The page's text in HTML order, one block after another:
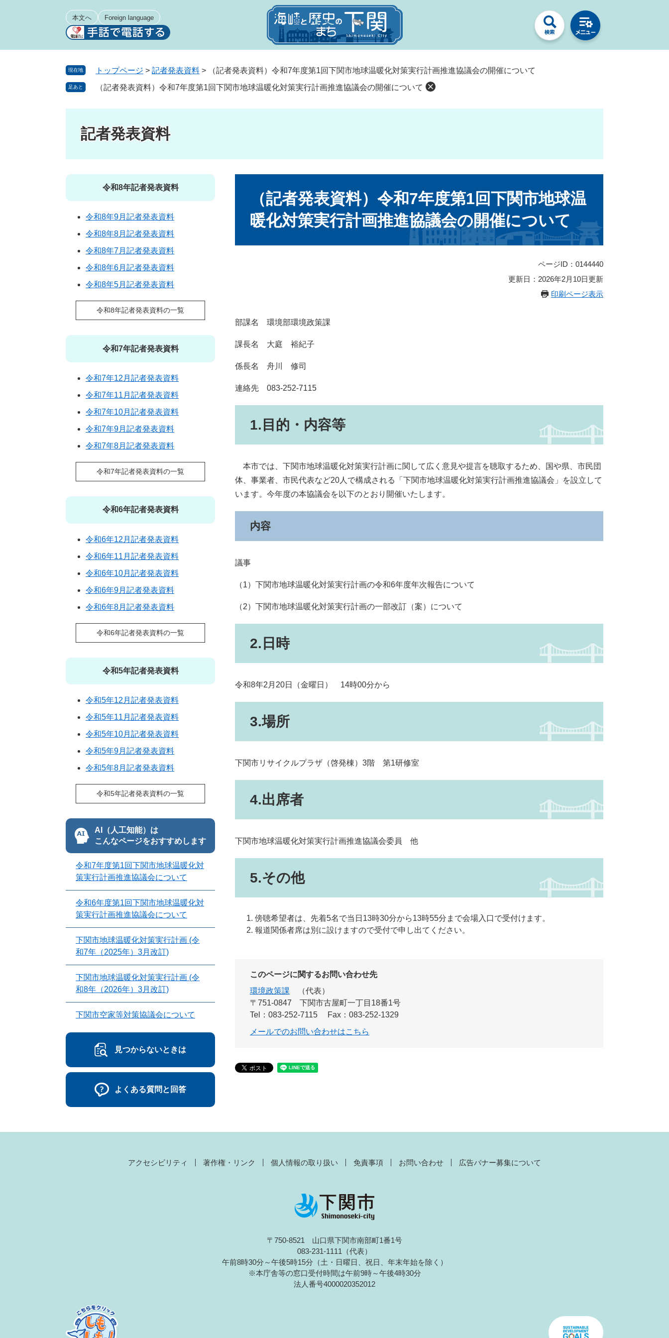
本文へ Foreign language
現在地 トップページ > 記者発表資料 > （記者発表資料）令和7年度第1回下関市地球温暖化対策実行計画推進協議会の開催について
足あと （記者発表資料）令和7年度第1回下関市地球温暖化対策実行計画推進協議会の開催について
記者発表資料
（記者発表資料）令和7年度第1回下関市地球温
暖化対策実行計画推進協議会の開催について
ページID：0144440
更新日：2026年2月10日更新
印刷ページ表示
部課名 環境部環境政策課
課長名 大庭 裕紀子
係長名 舟川 修司
連絡先 083-252-7115
1.目的・内容等
本市では、下関市地球温暖化対策実行計画に関して広く意見や提言を聴取するため、国や県、市民団
体、事業者、市民代表など20人で構成される「下関市地球温暖化対策実行計画推進協議会」を設立して
います。今年度の本協議会を以下のとおり開催いたします。
内容
議事
（1）下関市地球温暖化対策実行計画の令和6年度年次報告について​
（2）下関市地球温暖化対策実行計画の一部改訂（案）について​
2.日時
令和8年2月20日（金曜日） 14時00分から
3.場所
下関市リサイクルプラザ（啓発棟）3階 第1研修室
4.出席者
下関市地球温暖化対策実行計画推進協議会委員 他
5.その他
傍聴希望者は、先着5名で当日13時30分から13時55分まで会場入口で受付けます。
報道関係者席は別に設けますので受付で申し出てください。
このページに関するお問い合わせ先
環境政策課
代表
〒751-0847
下関市古屋町一丁目18番1号
Tel：083-252-7115
Fax：083-252-1329
メールでのお問い合わせはこちら
令和8年記者発表資料
令和8年9月記者発表資料
令和8年8月記者発表資料
令和8年7月記者発表資料
令和8年6月記者発表資料
令和8年5月記者発表資料
令和8年記者発表資料の一覧
令和7年記者発表資料
令和7年12月記者発表資料
令和7年11月記者発表資料
令和7年10月記者発表資料
令和7年9月記者発表資料
令和7年8月記者発表資料
令和7年記者発表資料の一覧
令和6年記者発表資料
令和6年12月記者発表資料
令和6年11月記者発表資料
令和6年10月記者発表資料
令和6年9月記者発表資料
令和6年8月記者発表資料
令和6年記者発表資料の一覧
令和5年記者発表資料
令和5年12月記者発表資料
令和5年11月記者発表資料
令和5年10月記者発表資料
令和5年9月記者発表資料
令和5年8月記者発表資料
令和5年記者発表資料の一覧
AI（人工知能）は
こんなページをおすすめします
令和7年度第1回下関市地球温暖化対
策実行計画推進協議会について
令和6年度第1回下関市地球温暖化対
策実行計画推進協議会について
下関市地球温暖化対策実行計画 (令
和7年（2025年）3月改訂)
下関市地球温暖化対策実行計画 (令
和8年（2026年）3月改訂)
下関市空家等対策協議会について
見つからないときは
よくある質問と回答
アクセシビリティ 著作権・リンク 個人情報の取り扱い 免責事項 お問い合わせ 広告バナー募集について
〒750-8521 山口県下関市南部町1番1号
083-231-1111（代表）
午前8時30分～午後5時15分（土・日曜日、祝日、年末年始を除く）
※本庁舎等の窓口受付時間は午前9時～午後4時30分
法人番号4000020352012